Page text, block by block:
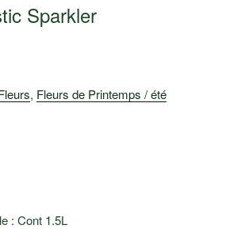
Sparkler
, Fleurs de Printemps / été
: Cont 1.5L